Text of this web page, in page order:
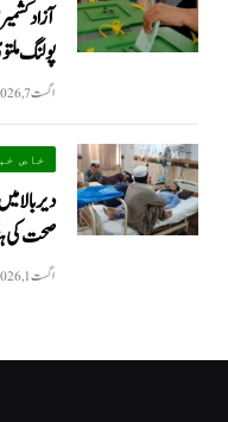
آزاد
پولنگ
اگست 7, 2026
خاص
صحت کی
اگست 1, 2026